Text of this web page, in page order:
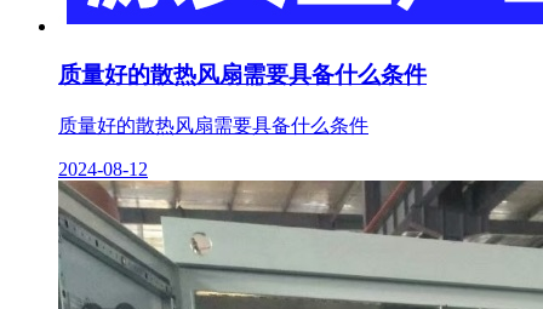
质量好的散热风扇需要具备什么条件
质量好的散热风扇需要具备什么条件
2024-08-12